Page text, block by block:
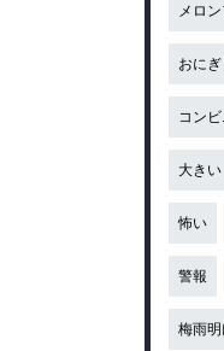
メロ
おにぎ
コンビ
大きい
怖い
警報
梅雨明